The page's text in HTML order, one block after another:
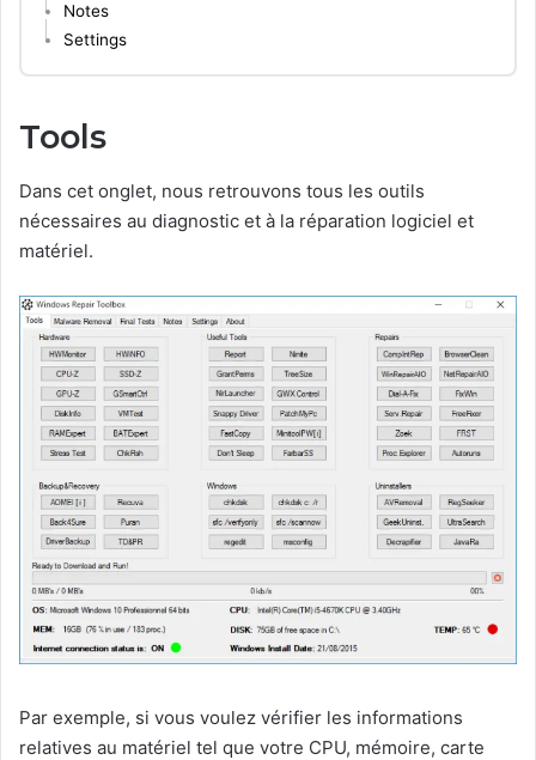
Notes
Settings
Tools
Dans cet onglet, nous retrouvons tous les outils
nécessaires au diagnostic et à la réparation logiciel et
matériel.
Par exemple, si vous voulez vérifier les informations
relatives au matériel tel que votre CPU, mémoire, carte